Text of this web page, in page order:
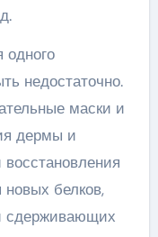
одного
недостаточно.
маски и
дермы и
новых белков,
сдерживающих